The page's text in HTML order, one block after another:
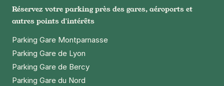
Réservez votre parking près des gares, aéroports et
autres points d'intérêts
Parking Gare Montparnasse
Parking Gare de Lyon
Parking Gare de Bercy
Parking Gare du Nord